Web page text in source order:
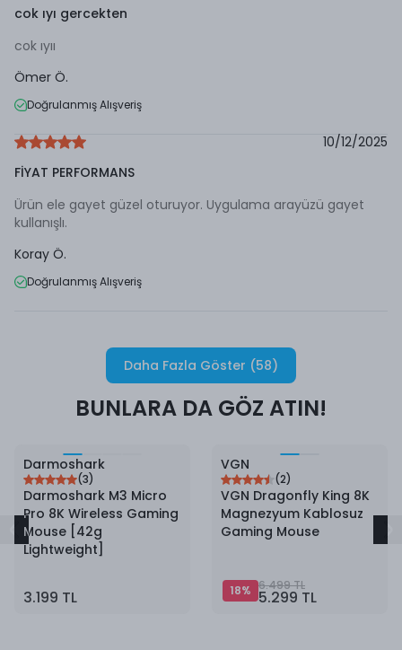
Ömer Ö.
Doğrulanmış Alışveriş
cok ıyı gercekten
cok ıyıı
Koray Ö.
Doğrulanmış Alışveriş
10/12/2025
FİYAT PERFORMANS
Ürün ele gayet güzel oturuyor. Uygulama arayüzü gayet
kullanışlı.
Daha Fazla Göster (58)
BUNLARA DA GÖZ ATIN!
Darmoshark
(3)
Darmoshark M3 Micro
Pro 8K Wireless Gaming
Mouse [42g
Lightweight]
3.199 TL
VGN
(2)
VGN Dragonfly King 8K
Magnezyum Kablosuz
Gaming Mouse
18% 6.499 TL
5.299 TL